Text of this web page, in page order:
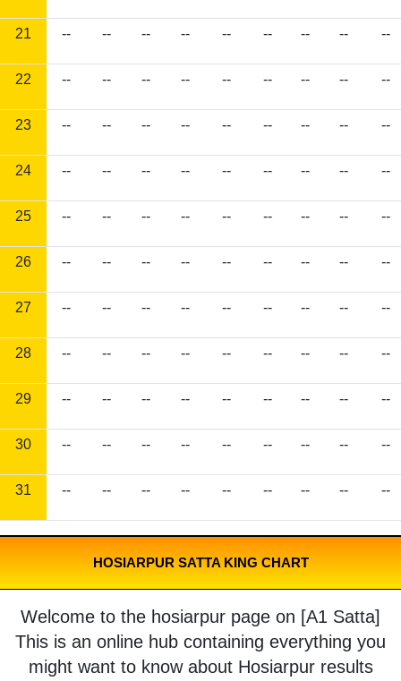
21 -- -- -- -- -- -- -- -- --
22 -- -- -- -- -- -- -- -- --
23 -- -- -- -- -- -- -- -- --
24 -- -- -- -- -- -- -- -- --
25 -- -- -- -- -- -- -- -- --
26 -- -- -- -- -- -- -- -- --
27 -- -- -- -- -- -- -- -- --
28 -- -- -- -- -- -- -- -- --
29 -- -- -- -- -- -- -- -- --
30 -- -- -- -- -- -- -- -- --
31 -- -- -- -- -- -- -- -- --
HOSIARPUR SATTA KING CHART
Welcome to the hosiarpur page on [A1 Satta]
This is an online hub containing everything you
might want to know about Hosiarpur results